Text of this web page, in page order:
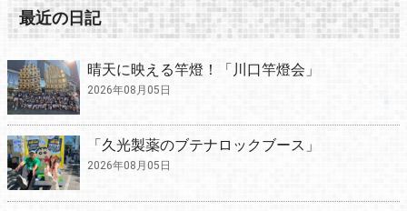
最近の日記
晴天に映える竿燈！「川口竿燈会」
2026年08月05日
「久光製薬のブテナロックブース」
2026年08月05日